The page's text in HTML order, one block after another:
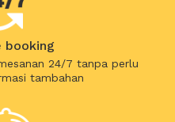
booking
24/7 tanpa perlu
tambahan